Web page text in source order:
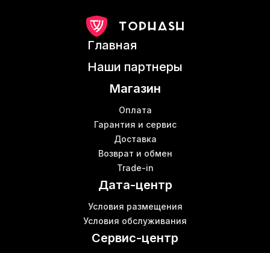
Аренда фермы для майнинга
Асик для майнинга купить
Для майнинга купить
Canaan avalonminer 1246
Майнинговое оборудование
Главная
Наши партнеры
Магазин
Оплата
Гарантия и сервис
Доставка
Возврат и обмен
Trade-in
Дата-центр
Условия размещения
Условия обслуживания
Сервис-центр